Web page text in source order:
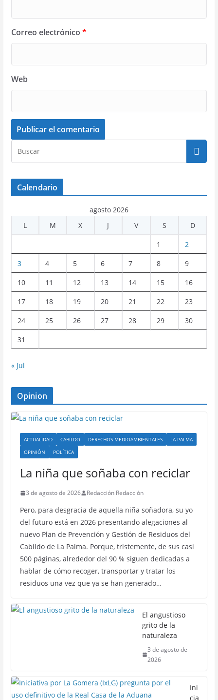
Correo electrónico *
Web
Calendario
agosto 2026
L
M X J V S D
1 2
3 4 5 6 7 8 9
10 11 12 13 14 15 16
17 18 19 20 21 22 23
24 25 26 27 28 29 30
31
« Jul
Opinion
ACTUALIDAD CABILDO DERECHOS MEDIOAMBIENTALES
LA PALMA
OPINIÓN
POLÍTICA
La niña que soñaba con reciclar
3 de agosto de 2026 Redacción Redacción
Pero, para desgracia de aquella niña soñadora, su yo
del futuro está en 2026 presentando alegaciones al
nuevo Plan de Prevención y Gestión de Residuos del
Cabildo de La Palma. Porque, tristemente, de sus casi
500 páginas, alrededor del 90 % siguen dedicadas a
hablar de cómo recoger, transportar y tratar los
residuos una vez que ya se han generado…
El angustioso
grito de la
naturaleza
3 de agosto de
2026
Ini
cia